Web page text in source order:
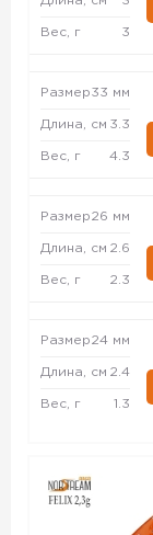
Вес, г 3
Размер33 мм
Длина, см 3.3
Вес, г 4.3
Размер26 мм
Длина, см 2.6
Вес, г 2.3
Размер24 мм
Длина, см 2.4
Вес, г 1.3